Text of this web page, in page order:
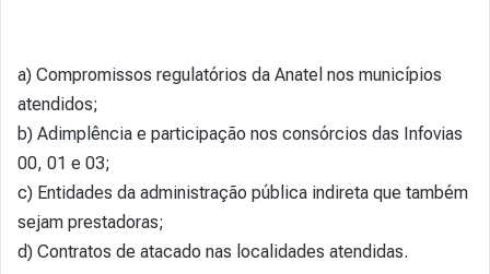
a) Compromissos regulatórios da Anatel nos municípios
atendidos;
b) Adimplência e participação nos consórcios das Infovias
00, 01 e 03;
c) Entidades da administração pública indireta que também
sejam prestadoras;
d) Contratos de atacado nas localidades atendidas.